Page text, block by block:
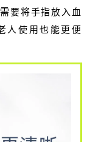
要将手指放入血
人使用也能更便